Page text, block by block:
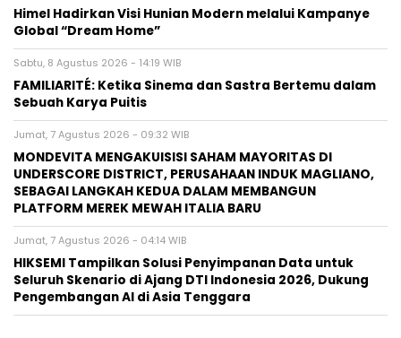
Himel Hadirkan Visi Hunian Modern melalui Kampanye
Global “Dream Home”
Sabtu, 8 Agustus 2026 - 14:19 WIB
FAMILIARITÉ: Ketika Sinema dan Sastra Bertemu dalam
Sebuah Karya Puitis
Jumat, 7 Agustus 2026 - 09:32 WIB
MONDEVITA MENGAKUISISI SAHAM MAYORITAS DI
UNDERSCORE DISTRICT, PERUSAHAAN INDUK MAGLIANO,
SEBAGAI LANGKAH KEDUA DALAM MEMBANGUN
PLATFORM MEREK MEWAH ITALIA BARU
Jumat, 7 Agustus 2026 - 04:14 WIB
HIKSEMI Tampilkan Solusi Penyimpanan Data untuk
Seluruh Skenario di Ajang DTI Indonesia 2026, Dukung
Pengembangan AI di Asia Tenggara